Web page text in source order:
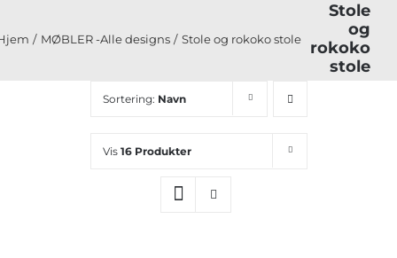
Stole
og
rokoko
stole
MØBLER -Alle designs Stole og rokoko stole
Sortering: Navn
Vis 16 Produkter